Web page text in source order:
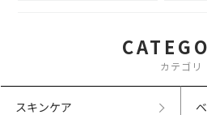
カテゴリ
スキンケア